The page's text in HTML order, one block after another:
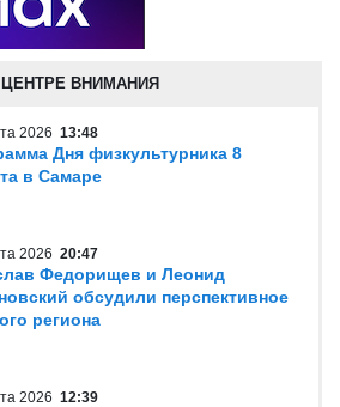
ЦЕНТРЕ ВНИМАНИЯ
2026 13:48
Дня физкультурника 8
в Самаре
2026 20:47
Федорищев и Леонид
обсудили перспективное
региона
2026 12:39